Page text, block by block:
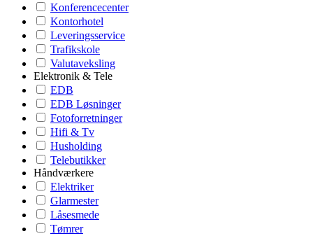
Konferencecenter
Kontorhotel
Leveringsservice
Trafikskole
Valutaveksling
Elektronik & Tele
EDB
EDB Løsninger
Fotoforretninger
Hifi & Tv
Husholding
Telebutikker
Håndværkere
Elektriker
Glarmester
Låsesmede
Tømrer